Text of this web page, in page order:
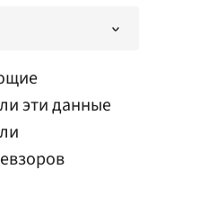
эти данные